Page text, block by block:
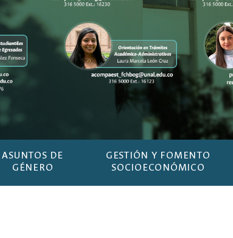
ASUNTOS DE
GÉNERO
GESTIÓN Y FOMENTO
SOCIOECONÓMICO